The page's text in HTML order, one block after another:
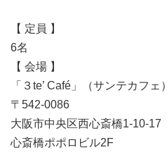
【 定員 】
6名
【 会場 】
「３te’ Café」（サンテカフェ）
〒542-0086
大阪市中央区西心斎橋1-10-17
心斎橋ポポロビル2F